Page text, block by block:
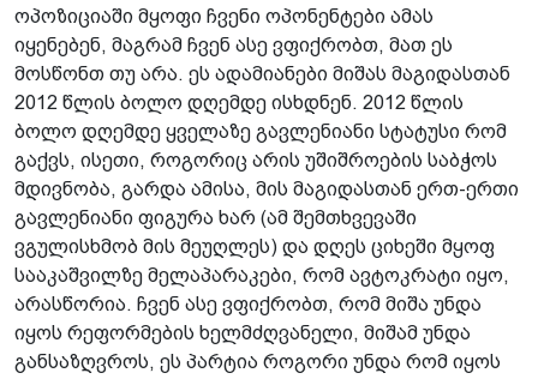
ოპოზიციაში მყოფი ჩვენი ოპონენტები ამას
იყენებენ, მაგრამ ჩვენ ასე ვფიქრობთ, მათ ეს
მოსწონთ თუ არა. ეს ადამიანები მიშას მაგიდასთან
2012 წლის ბოლო დღემდე ისხდნენ. 2012 წლის
ბოლო დღემდე ყველაზე გავლენიანი სტატუსი რომ
გაქვს, ისეთი, როგორიც არის უშიშროების საბჭოს
მდივნობა, გარდა ამისა, მის მაგიდასთან ერთ-ერთი
გავლენიანი ფიგურა ხარ (ამ შემთხვევაში
ვგულისხმობ მის მეუღლეს) და დღეს ციხეში მყოფ
სააკაშვილზე მელაპარაკები, რომ ავტოკრატი იყო,
არასწორია. ჩვენ ასე ვფიქრობთ, რომ მიშა უნდა
იყოს რეფორმების ხელმძღვანელი, მიშამ უნდა
განსაზღვროს, ეს პარტია როგორი უნდა რომ იყოს